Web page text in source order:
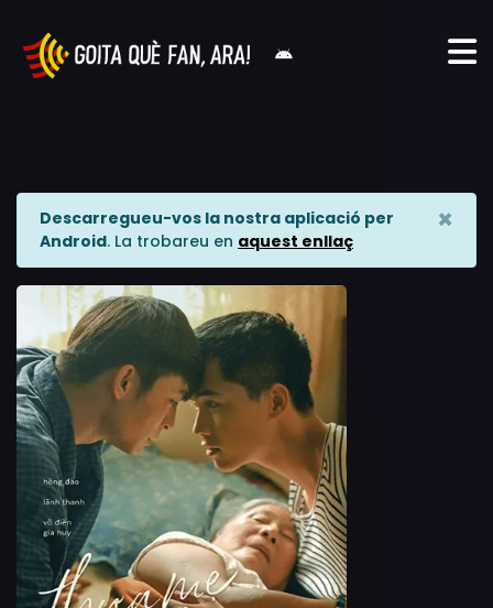
Descarregueu-vos la nostra aplicació per
Android. La trobareu en aquest enllaç
×